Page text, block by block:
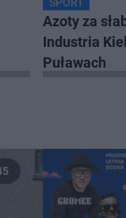
Azoty za
Industria
Puławach